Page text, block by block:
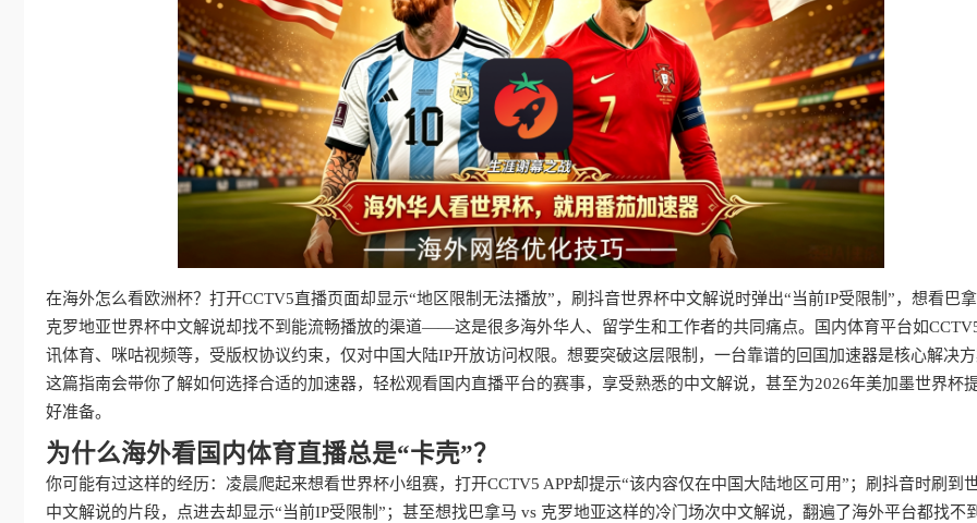
在海外怎么看欧洲杯？打开CCTV5直播页面却显示“地区限制无法播放”，刷抖音世界杯中文解说时弹出“当前IP受限制”，想看巴
克罗地亚世界杯中文解说却找不到能流畅播放的渠道——这是很多海外华人、留学生和工作者的共同痛点。国内体育平台如
讯体育、咪咕视频等，受版权协议约束，仅对中国大陆IP开放访问权限。想要突破这层限制，一台靠谱的回国加速器是核心解决方
这篇指南会带你了解如何选择合适的加速器，轻松观看国内直播平台的赛事，享受熟悉的中文解说，甚至为2026年美加墨世界杯
好准备。
为什么海外看国内体育直播总是“卡壳”？
你可能有过这样的经历：凌晨爬起来想看世界杯小组赛，打开CCTV5 APP却提示“该内容仅在中国大陆地区可用”；刷抖音时刷到
中文解说的片段，点进去却显示“当前IP受限制”；甚至想找巴拿马 vs 克罗地亚这样的冷门场次中文解说，翻遍了海外平台都找不